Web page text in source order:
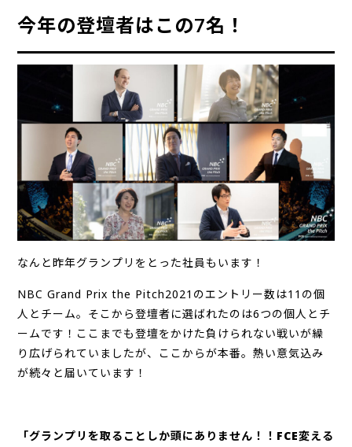
今年の登壇者はこの7名！
なんと昨年グランプリをとった社員もいます！
NBC Grand Prix the Pitch2021のエントリー数は11の個
人とチーム。そこから登壇者に選ばれたのは6つの個人とチ
ームです！ここまでも登壇をかけた負けられない戦いが繰
り広げられていましたが、ここからが本番。熱い意気込み
が続々と届いています！
「グランプリを取ることしか頭にありません！！FCE変える